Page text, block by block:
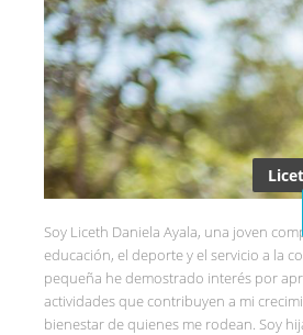
Soy Liceth Daniela Ayala, una joven
educación, el deporte y el servicio a la
pequeña he demostrado interés por
actividades que contribuyen a mi
bienestar de quienes me rodean. Soy